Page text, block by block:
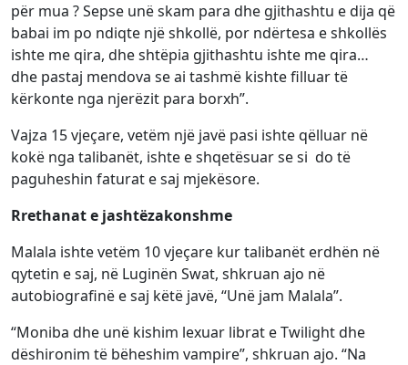
për mua ? Sepse unë skam para dhe gjithashtu e dija që
babai im po ndiqte një shkollë, por ndërtesa e shkollës
ishte me qira, dhe shtëpia gjithashtu ishte me qira…
dhe pastaj mendova se ai tashmë kishte filluar të
kërkonte nga njerëzit para borxh”.
Vajza 15 vjeçare, vetëm një javë pasi ishte qëlluar në
kokë nga talibanët, ishte e shqetësuar se si do të
paguheshin faturat e saj mjekësore.
Rrethanat e jashtëzakonshme
Malala ishte vetëm 10 vjeçare kur talibanët erdhën në
qytetin e saj, në Luginën Swat, shkruan ajo në
autobiografinë e saj këtë javë, “Unë jam Malala”.
“Moniba dhe unë kishim lexuar librat e Twilight dhe
dëshironim të bëheshim vampire”, shkruan ajo. “Na